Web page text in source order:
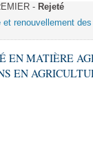
- Rejeté
renouvellement
EN MATIÈRE